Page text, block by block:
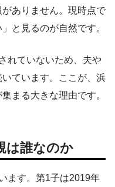
ありません。現時点で
と見るのが自然です。
れていないため、夫や
ています。ここが、浜
まる大きな理由です。
は誰なのか
ます。第1子は2019年